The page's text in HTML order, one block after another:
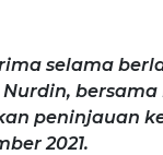
selama
peninjauan
2021.